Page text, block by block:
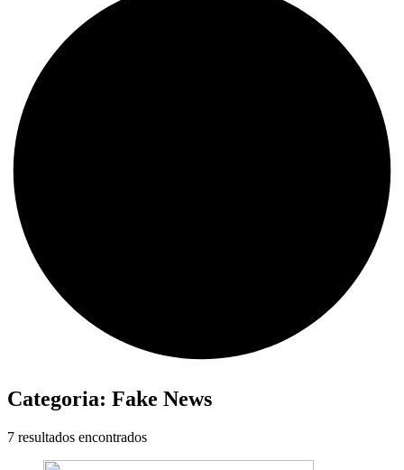
Categoria: Fake News
7 resultados encontrados